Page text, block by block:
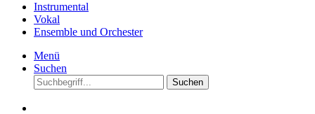
Instrumental
Vokal
Ensemble und Orchester
Menü
Suchen
Suchen